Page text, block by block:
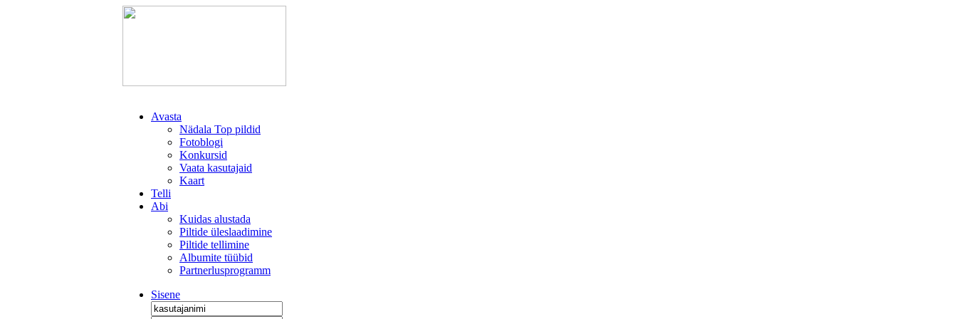
Avasta
Nädala Top pildid
Fotoblogi
Konkursid
Vaata kasutajaid
Kaart
Telli
Abi
Kuidas alustada
Piltide üleslaadimine
Piltide tellimine
Albumite tüübid
Partnerlusprogramm
Sisene